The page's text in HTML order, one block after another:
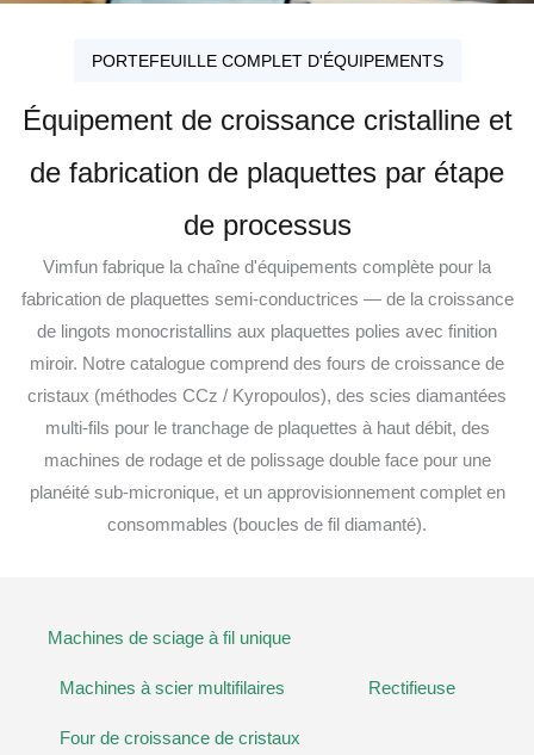
PORTEFEUILLE COMPLET D'ÉQUIPEMENTS
Équipement de croissance cristalline et
de fabrication de plaquettes par étape
de processus
Vimfun fabrique la chaîne d'équipements complète pour la
fabrication de plaquettes semi-conductrices — de la croissance
de lingots monocristallins aux plaquettes polies avec finition
miroir. Notre catalogue comprend des fours de croissance de
cristaux (méthodes CCz / Kyropoulos), des scies diamantées
multi-fils pour le tranchage de plaquettes à haut débit, des
machines de rodage et de polissage double face pour une
planéité sub-micronique, et un approvisionnement complet en
consommables (boucles de fil diamanté).
Machines de sciage à fil unique
Machines à scier multifilaires Rectifieuse
Four de croissance de cristaux